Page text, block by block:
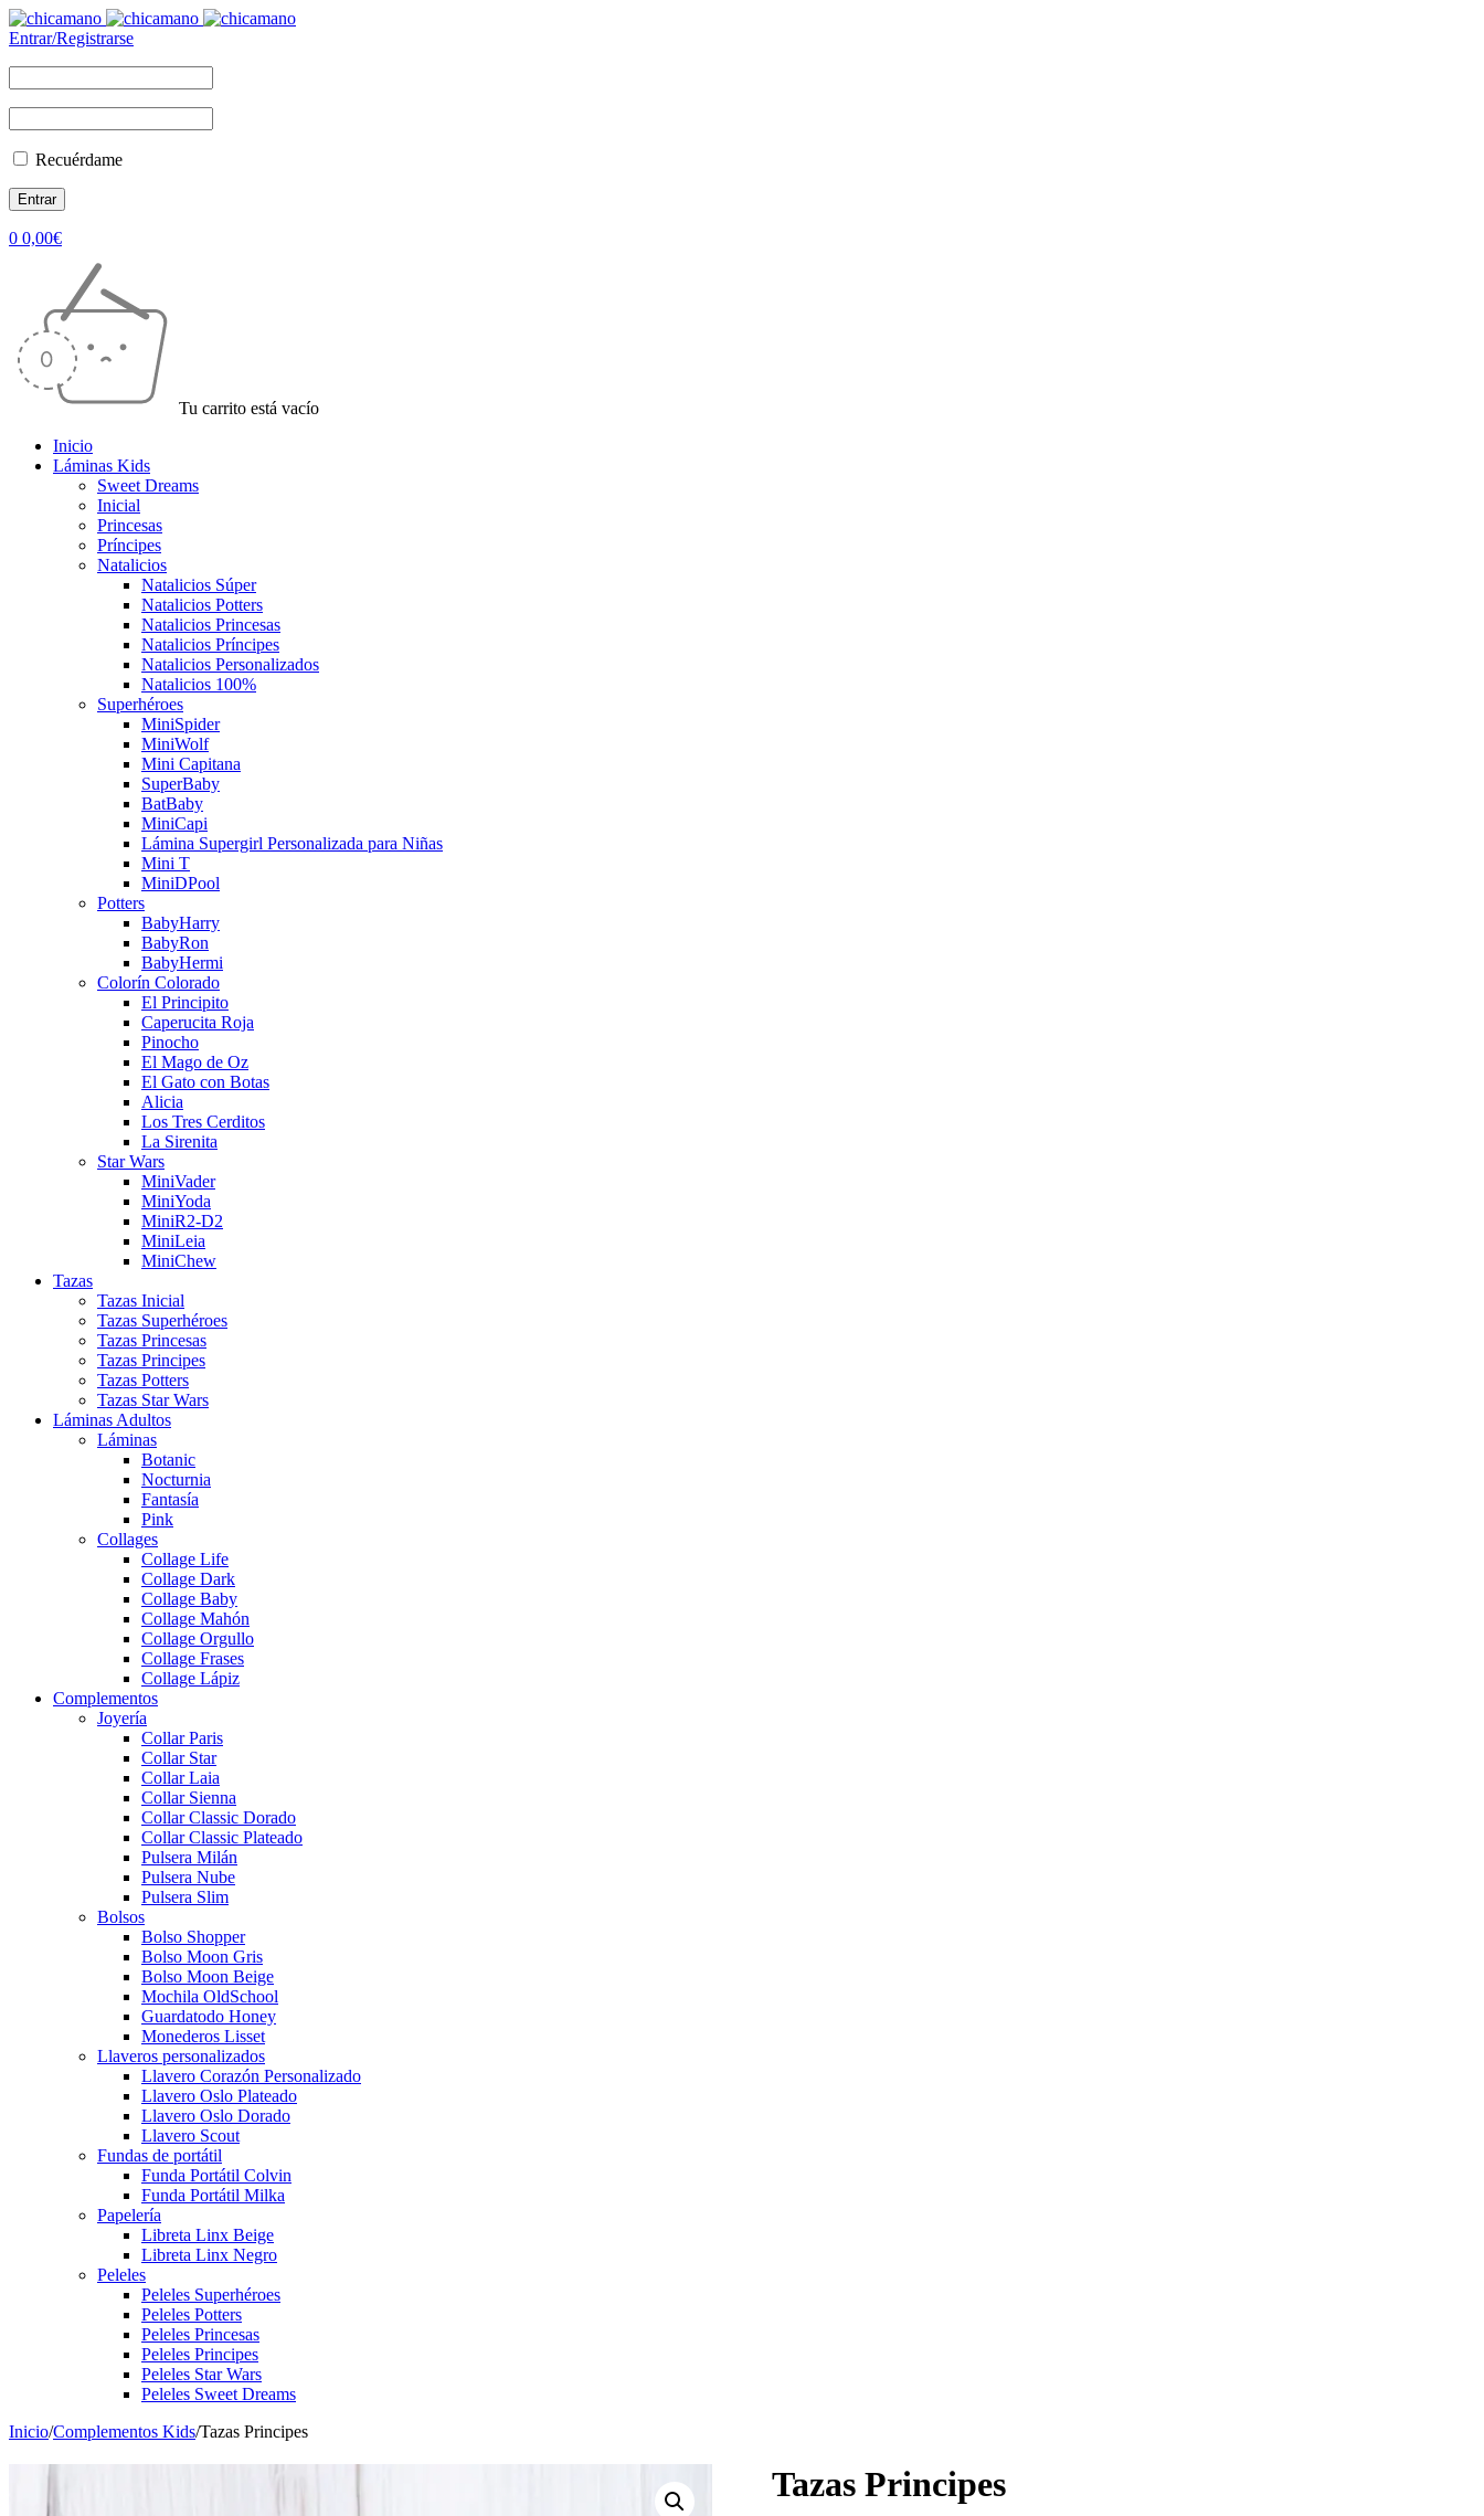
Entrar/Registrarse
Recuérdame
0 0,00€
Tu carrito está vacío
Inicio
Láminas Kids
Sweet Dreams
Inicial
Princesas
Príncipes
Natalicios
Natalicios Súper
Natalicios Potters
Natalicios Princesas
Natalicios Príncipes
Natalicios Personalizados
Natalicios 100%
Superhéroes
MiniSpider
MiniWolf
Mini Capitana
SuperBaby
BatBaby
MiniCapi
Lámina Supergirl Personalizada para Niñas
Mini T
MiniDPool
Potters
BabyHarry
BabyRon
BabyHermi
Colorín Colorado
El Principito
Caperucita Roja
Pinocho
El Mago de Oz
El Gato con Botas
Alicia
Los Tres Cerditos
La Sirenita
Star Wars
MiniVader
MiniYoda
MiniR2-D2
MiniLeia
MiniChew
Tazas
Tazas Inicial
Tazas Superhéroes
Tazas Princesas
Tazas Principes
Tazas Potters
Tazas Star Wars
Láminas Adultos
Láminas
Botanic
Nocturnia
Fantasía
Pink
Collages
Collage Life
Collage Dark
Collage Baby
Collage Mahón
Collage Orgullo
Collage Frases
Collage Lápiz
Complementos
Joyería
Collar Paris
Collar Star
Collar Laia
Collar Sienna
Collar Classic Dorado
Collar Classic Plateado
Pulsera Milán
Pulsera Nube
Pulsera Slim
Bolsos
Bolso Shopper
Bolso Moon Gris
Bolso Moon Beige
Mochila OldSchool
Guardatodo Honey
Monederos Lisset
Llaveros personalizados
Llavero Corazón Personalizado
Llavero Oslo Plateado
Llavero Oslo Dorado
Llavero Scout
Fundas de portátil
Funda Portátil Colvin
Funda Portátil Milka
Papelería
Libreta Linx Beige
Libreta Linx Negro
Peleles
Peleles Superhéroes
Peleles Potters
Peleles Princesas
Peleles Principes
Peleles Star Wars
Peleles Sweet Dreams
Inicio/Complementos Kids/Tazas Principes
Tazas Principes